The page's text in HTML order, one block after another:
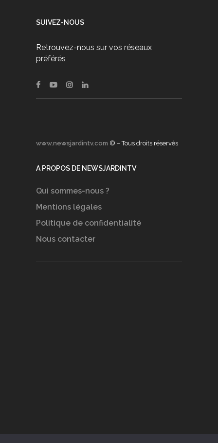
SUIVEZ-NOUS
Retrouvez-nous sur vos réseaux
préférés
www.newsjardintv.com © – Tous droits réservés
A PROPOS DE NEWSJARDINTV
Qui sommes-nous ?
Mentions légales
Politique de confidentialité
Nous contacter